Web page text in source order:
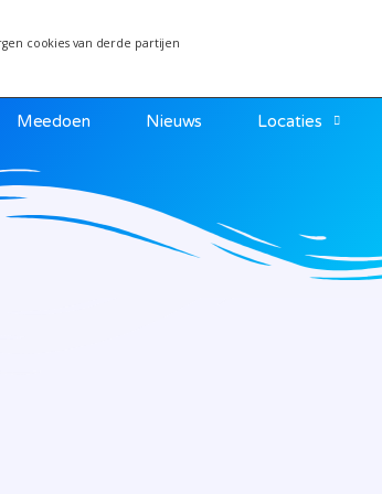
cookies van derde partijen
i.v.m. warmte.
Meedoen Nieuws Locaties